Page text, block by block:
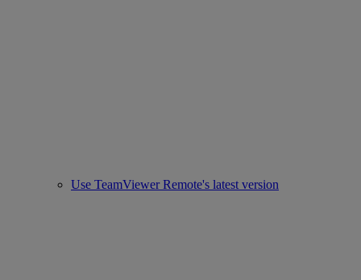
Use TeamViewer Remote's latest version